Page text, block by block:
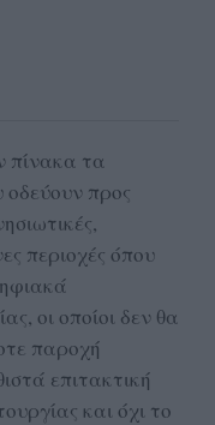
πίνακα τα
προς
περιοχές όπου
οι οποίοι δεν θα
παροχή
επιτακτική
και όχι το